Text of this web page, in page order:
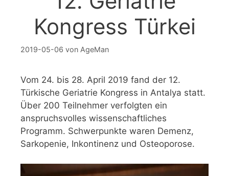
Kongress Türkei
2019-05-06 von AgeMan
Vom 24. bis 28. April 2019 fand der 12.
Türkische Geriatrie Kongress in Antalya statt.
Über 200 Teilnehmer verfolgten ein
anspruchsvolles wissenschaftliches
Programm. Schwerpunkte waren Demenz,
Sarkopenie, Inkontinenz und Osteoporose.